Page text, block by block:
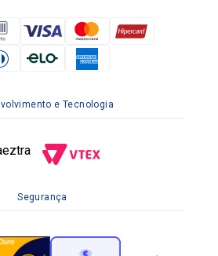
e Tecnologia
Segurança